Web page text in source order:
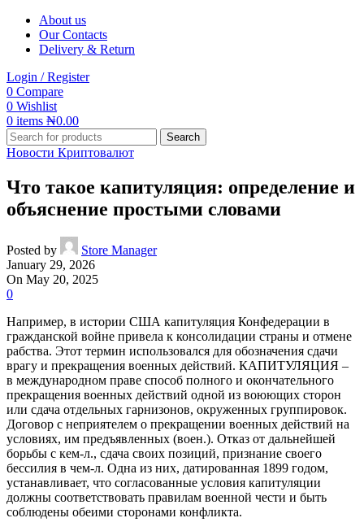
About us
Our Contacts
Delivery & Return
Login / Register
0 Compare
0 Wishlist
0 items ₦0.00
Search
Новости Криптовалют
Что такое капитуляция: определение и
объяснение простыми словами
Posted by
Store Manager
January 29, 2026
On May 20, 2025
0
Например, в истории США капитуляция Конфедерации в
гражданской войне привела к консолидации страны и отмене
рабства. Этот термин использовался для обозначения сдачи
врагу и прекращения военных действий. КАПИТУЛЯЦИЯ –
в международном праве способ полного и окончательного
прекращения военных действий одной из воюющих сторон
или сдача отдельных гарнизонов, окруженных группировок.
Договор с неприятелем о прекращении военных действий на
условиях, им предъявленных (воен.). Отказ от дальнейшей
борьбы с кем-л., сдача своих позиций, признание своего
бессилия в чем-л. Одна из них, датированная 1899 годом,
устанавливает, что согласованные условия капитуляции
должны соответствовать правилам военной чести и быть
соблюдены обеими сторонами конфликта.